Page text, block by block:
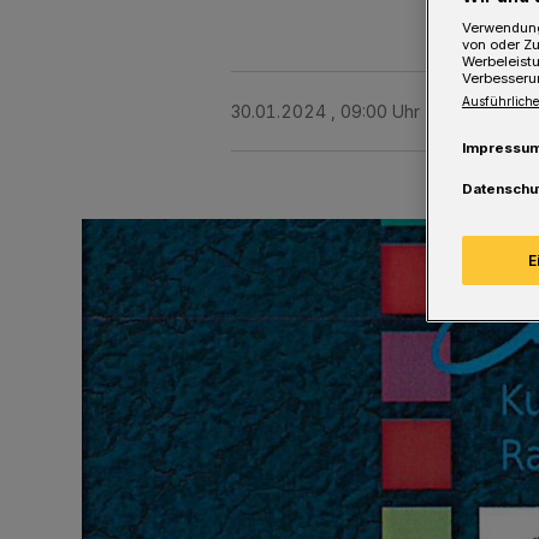
30.01.2024 , 09:00 Uhr Eine Minute
von oder